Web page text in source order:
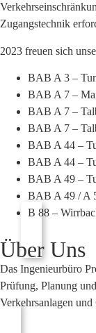
Zugangstechnik
2023 freuen sich
BAB A 3 –
BAB A 7 –
BAB A 7 –
BAB A 7 –
BAB A 44 –
BAB A 44 –
BAB A 49 –
BAB A 49 / A
B 88 –
Über Uns
Das Ingenieurbüro
Prüfung, Planung
Verkehrsanlagen und